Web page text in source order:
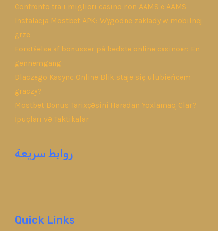
Confronto tra i migliori casino non AAMS e AAMS
Instalacja Mostbet APK: Wygodne zakłady w mobilnej
grze
Forståelse af bonusser på bedste online casinoer: En
gennemgang
Dlaczego Kasyno Online Blik staje się ulubieńcem
graczy?
Mostbet Bonus Tarixçəsini Haradan Yoxlamaq Olar?
İpuçları və Taktikalar
روابط سريعة
Quick Links